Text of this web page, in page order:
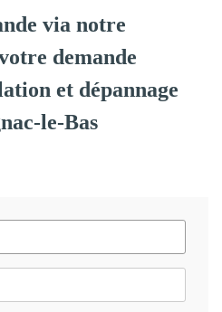
via notre
demande
et dépannage
le-Bas